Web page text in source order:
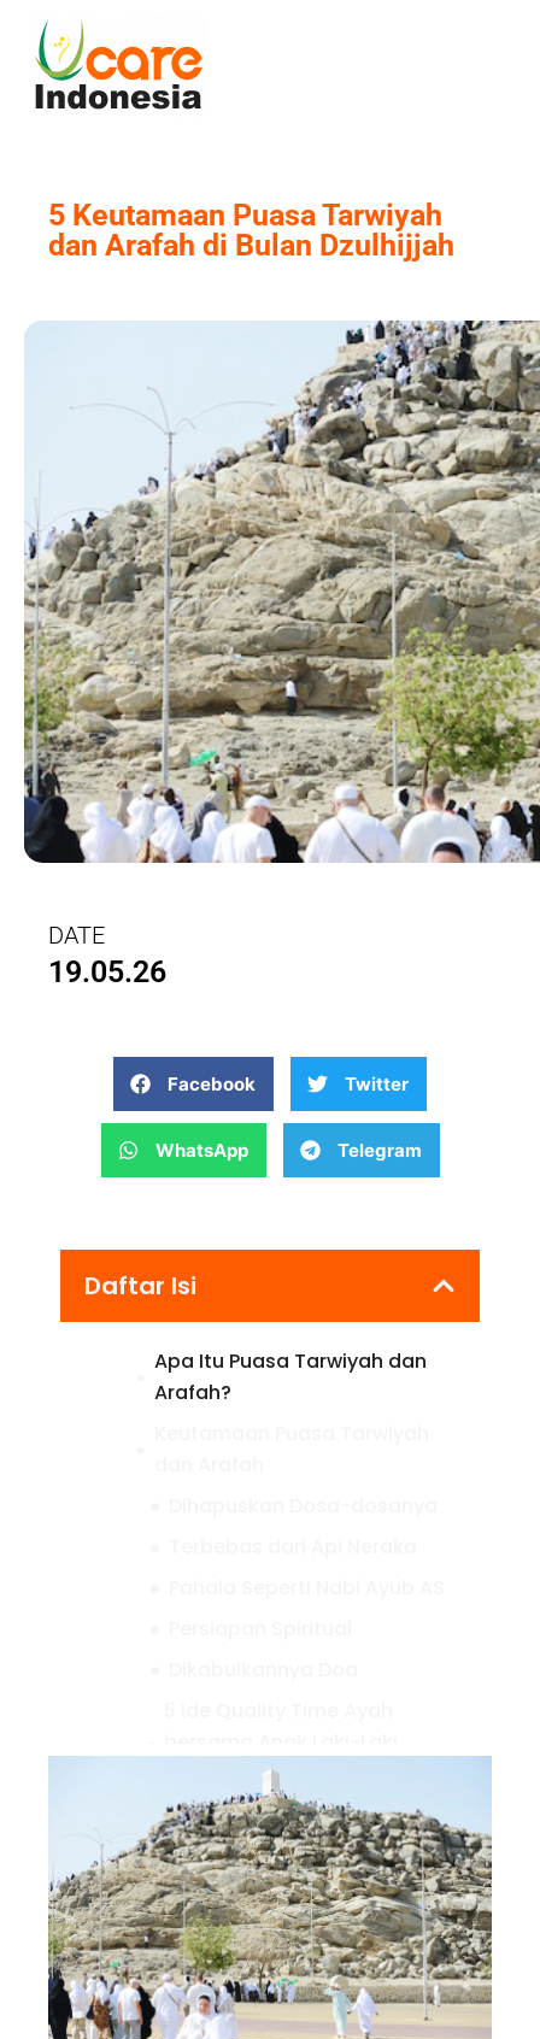
content
5 Keutamaan Puasa Tarwiyah
dan Arafah di Bulan Dzulhijjah
DATE
19.05.26
Facebook Twitter
WhatsApp Telegram
Daftar Isi
Apa Itu Puasa Tarwiyah dan
Arafah?
Cocok untuk Akhir Pekan
3 Waktu Terbaik Membaca
Ayat Kursi Sesuai Anjuran
Rasulullah
Bolehkah Menggunakan
Zakat untuk Biaya
Pengobatan Orang Sakit?